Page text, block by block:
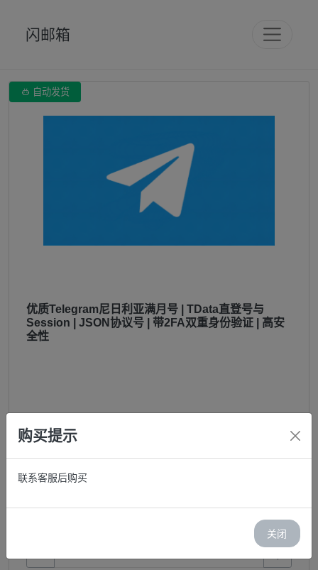
闪邮箱
 自动发货
优质Telegram尼日利亚满月号 | TData直登号与
Session | JSON协议号 | 带2FA双重身份验证 | 高安
全性
邮箱:
− +
购买提示
联系客服后购买
关闭